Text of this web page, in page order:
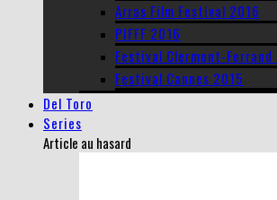
Arras Film Festival 2016
PIFFF 2016
Festival Clermont-Ferrand
Festival Cannes 2015
Del Toro
Series
Article au hasard